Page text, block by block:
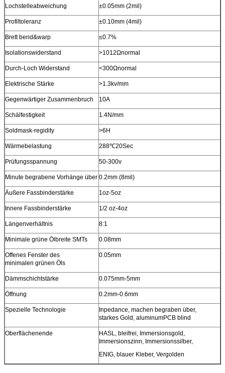
Lochstelleabweichung ±0.05mm (2mil)
Profiltoleranz ±0.10mm (4mil)
Brett bend&warp ≤0.7%
Isolationswiderstand >1012Ωnormal
Durch-Loch Widerstand <300Ωnormal
Elektrische Stärke >1.3kv/mm
Gegenwärtiger Zusammenbruch 10A
Schälfestigkeit 1.4N/mm
Soldmask-regidity >6H
Wärmebelastung 288℃20Sec
Prüfungsspannung 50-300v
Minute begrabene Vorhänge über 0.2mm (8mil)
Äußere Fassbinderstärke 1oz-5oz
Innere Fassbinderstärke 1/2 oz-4oz
Längenverhältnis 8:1
Minimale grüne Ölbreite SMTs 0.08mm
Offenes Fenster des
minimalen grünen Öls
0.05mm
Dämmschichtstärke 0.075mm-5mm
Öffnung 0.2mm-0.6mm
Spezielle Technologie
Inpedance, machen begraben über,
starkes Gold, aluminumPCB blind
Oberflächenende
HASL, bleifrei, Immersionsgold,
Immersionszinn, Immersionssilber,
ENIG, blauer Kleber, Vergolden